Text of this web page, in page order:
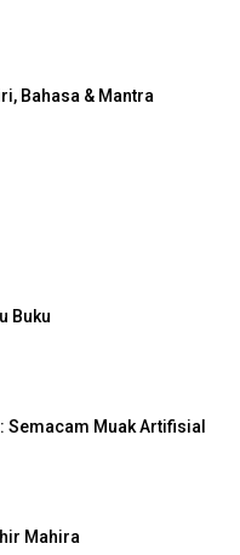
Bahasa & Mantra
Buku
Semacam Muak Artifisial
Mahira